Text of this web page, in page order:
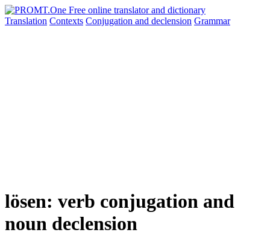
Translation Contexts Conjugation and declension Grammar
lösen: verb conjugation and
noun declension